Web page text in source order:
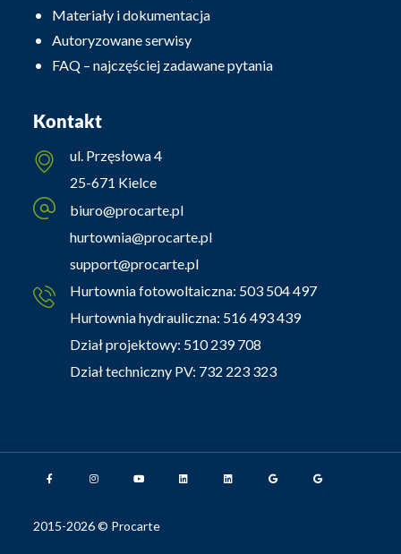
Materiały i dokumentacja
Autoryzowane serwisy
FAQ – najczęściej zadawane pytania
Kontakt
ul. Przęsłowa 4
25-671 Kielce
biuro@procarte.pl
hurtownia@procarte.pl
support@procarte.pl
Hurtownia fotowoltaiczna: 503 504 497
Hurtownia hydrauliczna: 516 493 439
Dział projektowy: 510 239 708
Dział techniczny PV: 732 223 323
2015-2026 © Procarte